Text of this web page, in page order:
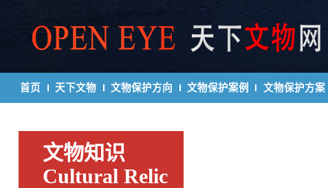
首页 天下文物 文物保护方向 文物保护案例 文物保护方案
文物知识
Cultural Relic